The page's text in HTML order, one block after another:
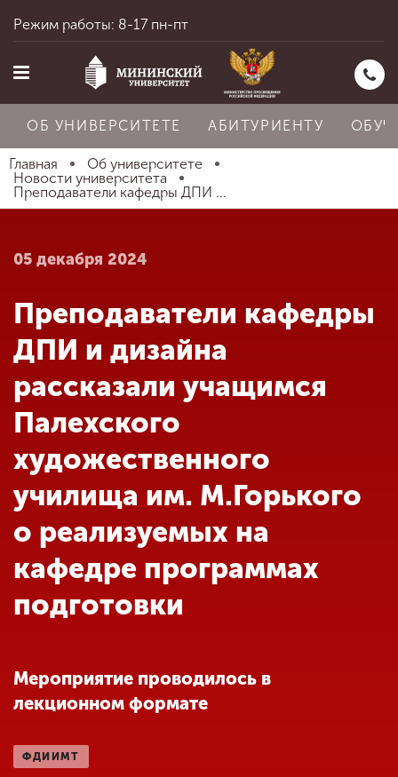
Главная
Абитуриенту
Обучение
Наука
Международная
деятельность
Другие виды
деятельности
Студенческая жизнь
Сведения об
образовательной
Режим работы: 8-17 пн-пт
ОБ УНИВЕРСИТЕТЕ АБИТУРИЕНТУ
Главная
Об университете
Новости университета
Преподаватели кафедры ДПИ ...
05 декабря 2024
Преподаватели кафедры
ДПИ и дизайна
рассказали учащимся
Палехского
художественного
училища им. М.Горького
о реализуемых на
кафедре программах
подготовки
Мероприятие проводилось в
лекционном формате
ФДИИМТ